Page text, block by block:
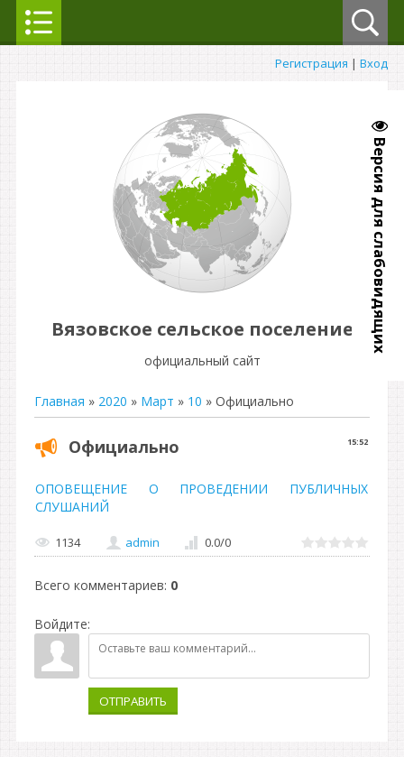
Версия для слабовидящих
Регистрация | Вход
Вязовское сельское поселение
официальный сайт
Главная » 2020 » Март » 10 » Официально
15:52
Официально
ОПОВЕЩЕНИЕ О ПРОВЕДЕНИИ ПУБЛИЧНЫХ
СЛУШАНИЙ
1134 admin 0.0/0
Всего комментариев: 0
Войдите:
ОТПРАВИТЬ